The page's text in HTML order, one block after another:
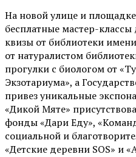
На новой улице и
бесплатные мастер-
квизы от библиотеки
от натуралистом
прогулки с биологом от
Экзотариума», а
привез уникальные
«Дикой Мяте»
фонды «Дари Еду»,
социальной и
«Детские деревни SOS» и